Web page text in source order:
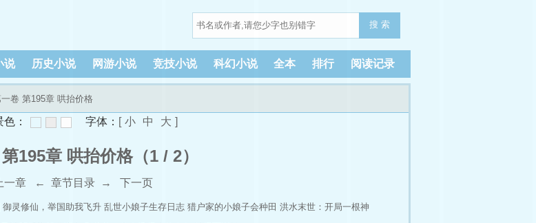
搜 索
说 历史小说 网游小说 竞技小说 科幻小说 全本 排行 阅读记录
卷 第195章 哄抬价格
： 字体： [ 小 中 大 ]
195章 哄抬价格（1 / 2）
一章 ← 章节目录 → 下一页
御灵修仙，举国助我飞升 乱世小娘子生存日志 猎户家的小娘子会种田 洪水末世：开局一根神